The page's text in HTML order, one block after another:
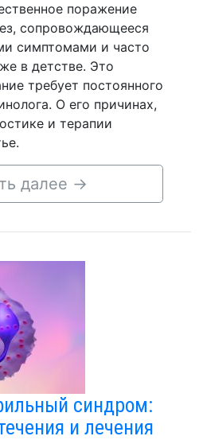
поражение
сопровождающееся
симптомами и часто
в детстве. Это
требует постоянного
О его причинах,
и терапии
далее →
синдром:
и лечения